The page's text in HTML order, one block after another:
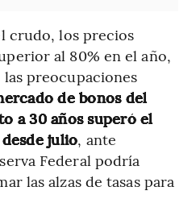
crudo, los precios
al 80% en el año,
preocupaciones
de bonos del
a 30 años superó el
julio, ante
Federal podría
las alzas de tasas para